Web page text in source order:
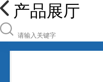
产品展厅